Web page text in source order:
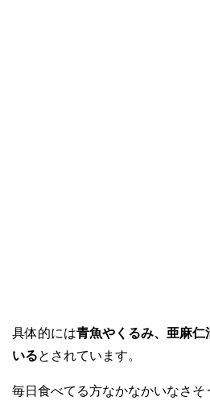
具体的には青魚やくるみ、亜麻仁
いるとされています。
毎日食べてる方なかなかいなさそ